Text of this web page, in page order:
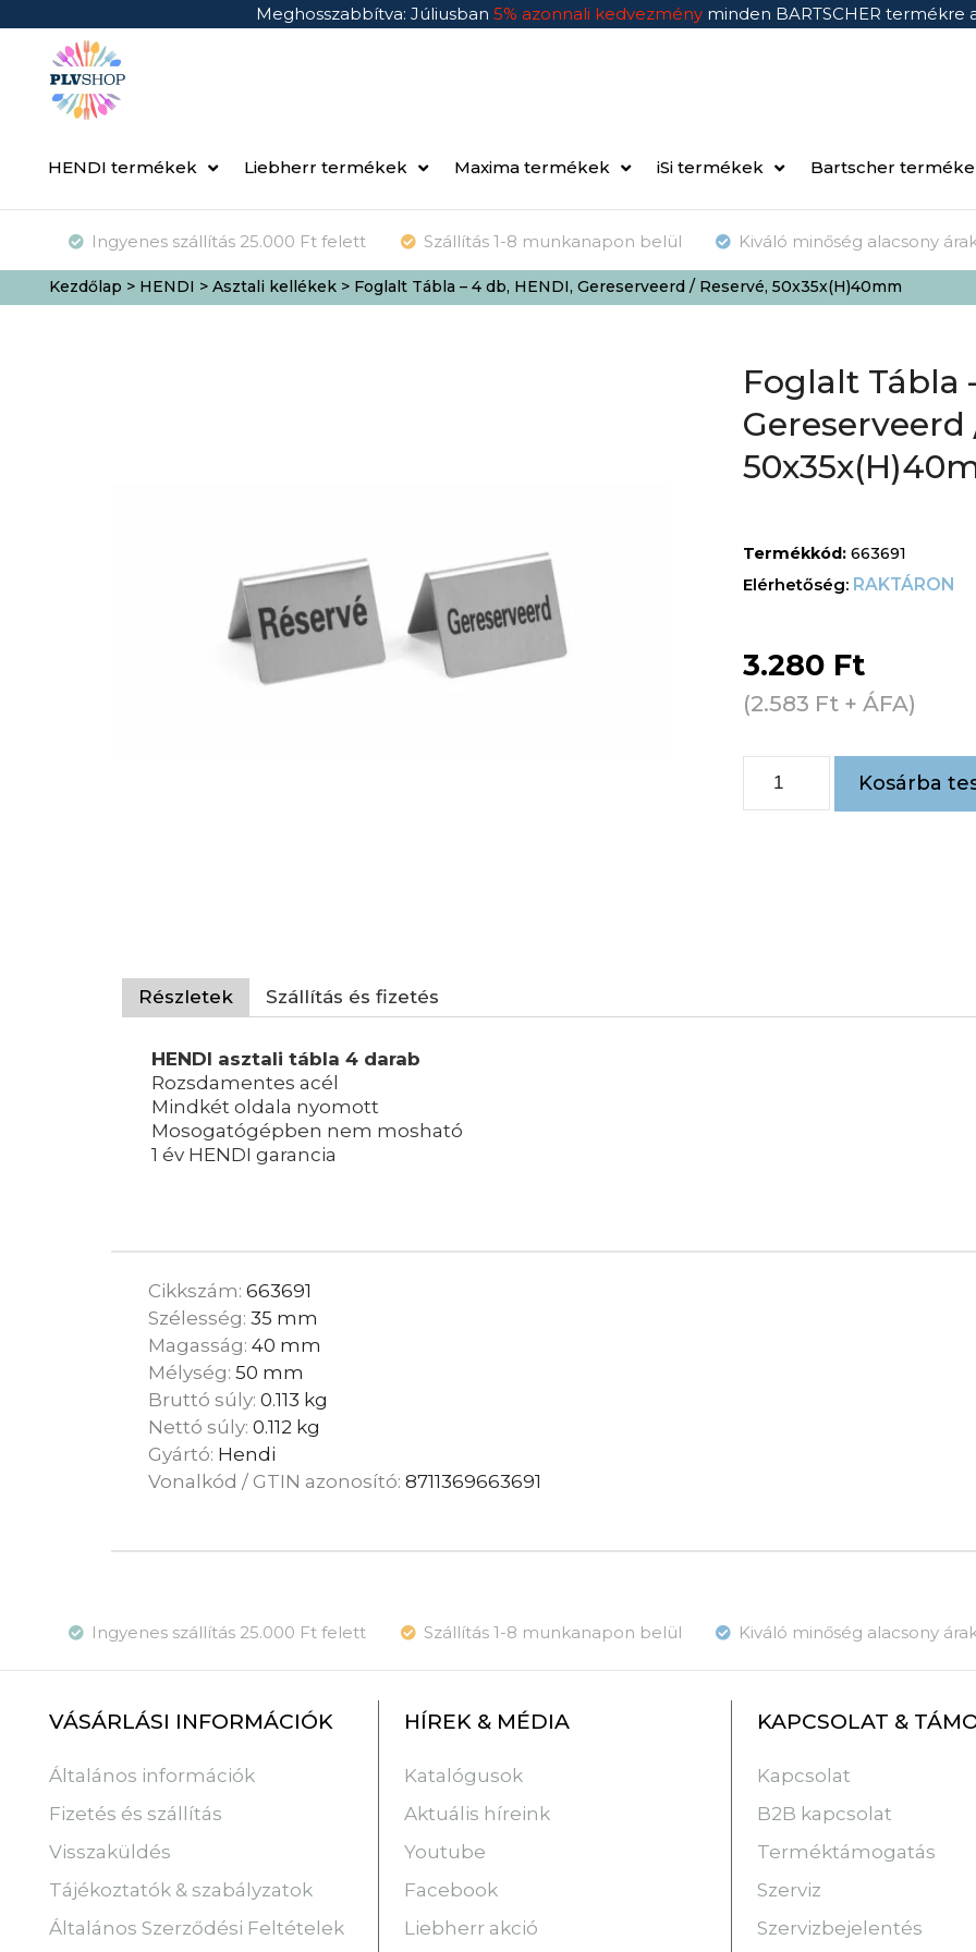
Meghosszabbítva: Júliusban 5% azonnali kedvezmény minden BARTSCHER termékre
HENDI termékek Liebherr termékek Maxima termékek iSi termékek Bartscher
Ingyenes szállítás 25.000 Ft felett Szállítás 1-8 munkanapon belül Kiváló minőség alacsony
Kezdőlap > HENDI > Asztali kellékek> Foglalt Tábla – 4 db, HENDI, Gereserveerd / Reservé, 50x35x(H)40mm
Foglalt Tábla
Gereserveerd
Termékkód: 663691
RAKTÁRON
3.280 Ft
(2.583 Ft + ÁFA)
Kosárba
Részletek Szállítás és fizetés
HENDI asztali tábla 4 darab
Rozsdamentes acél
Mindkét oldala nyomott
Mosogatógépben nem mosható
1 év HENDI garancia
Cikkszám:663691
Szélesség:35 mm
Magasság:40 mm
Mélység:50 mm
Bruttó súly:0.113 kg
Nettó súly:0.112 kg
Gyártó: Hendi
Vonalkód / GTIN azonosító:8711369663691
Ingyenes szállítás 25.000 Ft felett Szállítás 1-8 munkanapon belül Kiváló minőség alacsony
VÁSÁRLÁSI INFORMÁCIÓK
Általános információk
Fizetés és szállítás
Visszaküldés
Tájékoztatók & szabályzatok
Általános Szerződési Feltételek
HÍREK & MÉDIA
Katalógusok
Aktuális híreink
Youtube
Facebook
Liebherr akció
KAPCSOLAT &
Kapcsolat
B2B kapcsolat
Terméktámogatás
Szerviz
Szervizbejelentés